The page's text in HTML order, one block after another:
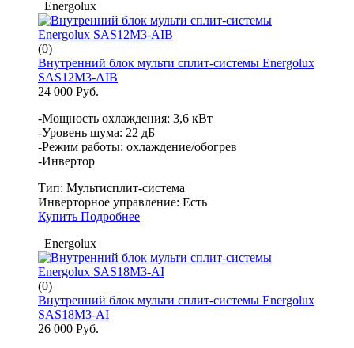
Energolux
(0)
Внутренний блок мульти сплит-системы Energolux
SAS12M3-AIB
24 000 Руб.
-Мощность охлаждения: 3,6 кВт
-Уровень шума: 22 дБ
-Режим работы: охлаждение/обогрев
-Инвертор
Тип: Мультисплит-система
Инверторное управление: Есть
Купить Подробнее
Energolux
(0)
Внутренний блок мульти сплит-системы Energolux
SAS18M3-AI
26 000 Руб.